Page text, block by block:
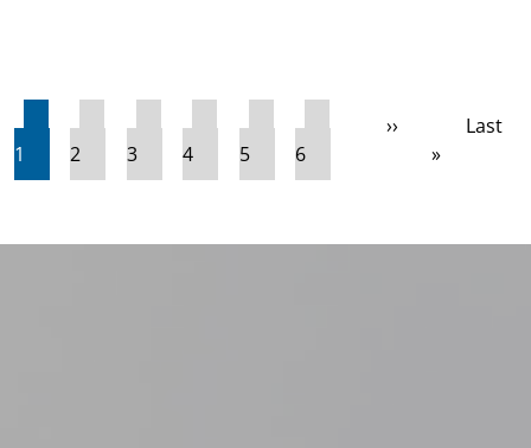
Page courante
1
Page
2
Page
3
Page
4
Page
5
Page
6
Page suivante
››
Last
»